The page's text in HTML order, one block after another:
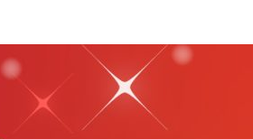
ススキの原 一の湯
仙石高原 大箱根一の湯